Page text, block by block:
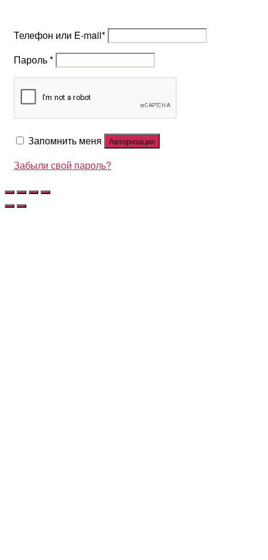
Телефон или E-mail*
Пароль*
Запомнить меня Авторизация
Забыли свой пароль?